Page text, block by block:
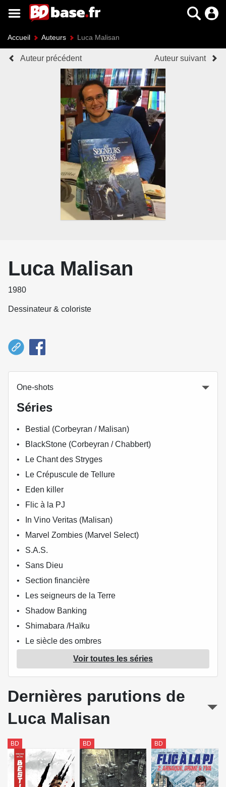
Accueil Auteurs Luca Malisan
Auteur précédent Auteur suivant
Luca Malisan
1980
Dessinateur & coloriste
One-shots
Séries
Bestial (Corbeyran / Malisan)
BlackStone (Corbeyran / Chabbert)
Le Chant des Stryges
Le Crépuscule de Tellure
Eden killer
Flic à la PJ
In Vino Veritas (Malisan)
Marvel Zombies (Marvel Select)
S.A.S.
Sans Dieu
Section financière
Les seigneurs de la Terre
Shadow Banking
Shimabara /Haïku
Le siècle des ombres
Le Syndrome de Caïn
Uchronie(s) - New Byzance
Voir toutes les séries
Dernières parutions de
Luca Malisan
BD BD BD